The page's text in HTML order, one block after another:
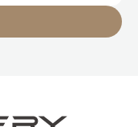
(REEV) yang
jarak jauh.